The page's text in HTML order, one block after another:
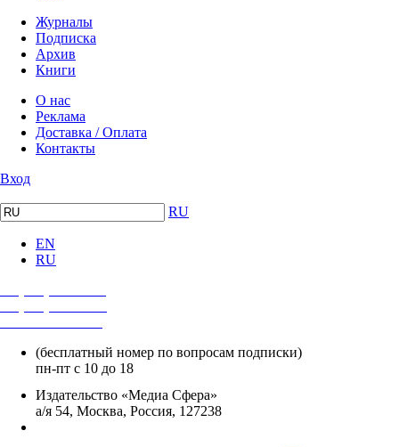
Журналы
Подписка
Архив
Книги
О нас
Реклама
Доставка / Оплата
Контакты
Вход
RU
EN
RU
(бесплатный номер по вопросам подписки)
пн-пт с 10 до 18
Издательство «Медиа Сфера»
а/я 54, Москва, Россия, 127238